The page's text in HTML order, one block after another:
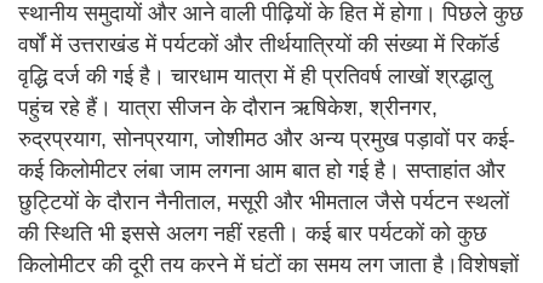
स्थानीय समुदायों और आने वाली पीढ़ियों के हित में होगा। पिछले कुछ
वर्षों में उत्तराखंड में पर्यटकों और तीर्थयात्रियों की संख्या में रिकॉर्ड
वृद्धि दर्ज की गई है। चारधाम यात्रा में ही प्रतिवर्ष लाखों श्रद्धालु
पहुंच रहे हैं। यात्रा सीजन के दौरान ऋषिकेश, श्रीनगर,
रुद्रप्रयाग, सोनप्रयाग, जोशीमठ और अन्य प्रमुख पड़ावों पर कई-
कई किलोमीटर लंबा जाम लगना आम बात हो गई है। सप्ताहांत और
छुट्टियों के दौरान नैनीताल, मसूरी और भीमताल जैसे पर्यटन स्थलों
की स्थिति भी इससे अलग नहीं रहती। कई बार पर्यटकों को कुछ
किलोमीटर की दूरी तय करने में घंटों का समय लग जाता है।विशेषज्ञों